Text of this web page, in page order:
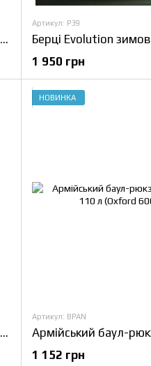
Берці Evolution зимові з утеплювачем Slimtex, койот, 42 р
Артикул: P39
1 950 грн
Армійський баул Pancer 110 л (водовідштовхувальний), Олива
НОВИНКА
Артикул: BPAN
1 152 грн